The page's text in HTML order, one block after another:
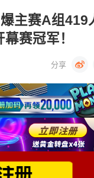
主赛A组419
赛冠军！